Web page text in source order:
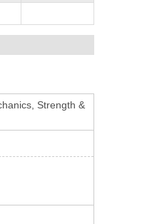
Strength &